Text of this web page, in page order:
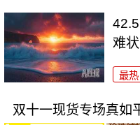
难
最热
双十一现货专场真如